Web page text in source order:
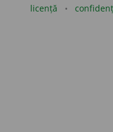
licență